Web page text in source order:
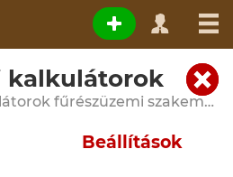
kalkulátorok
Professzionális kalkulátorok fűrészüzemi szakembereknek és faipari üzemeknek
Beállítások